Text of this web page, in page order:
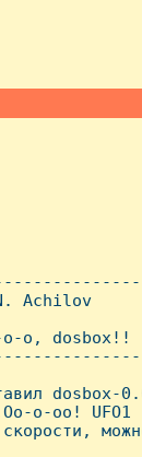
N. Achilov
о, dosbox!!
о-оо! UFO1
скорости,